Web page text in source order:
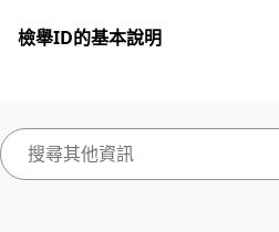
檢舉ID的基本說明